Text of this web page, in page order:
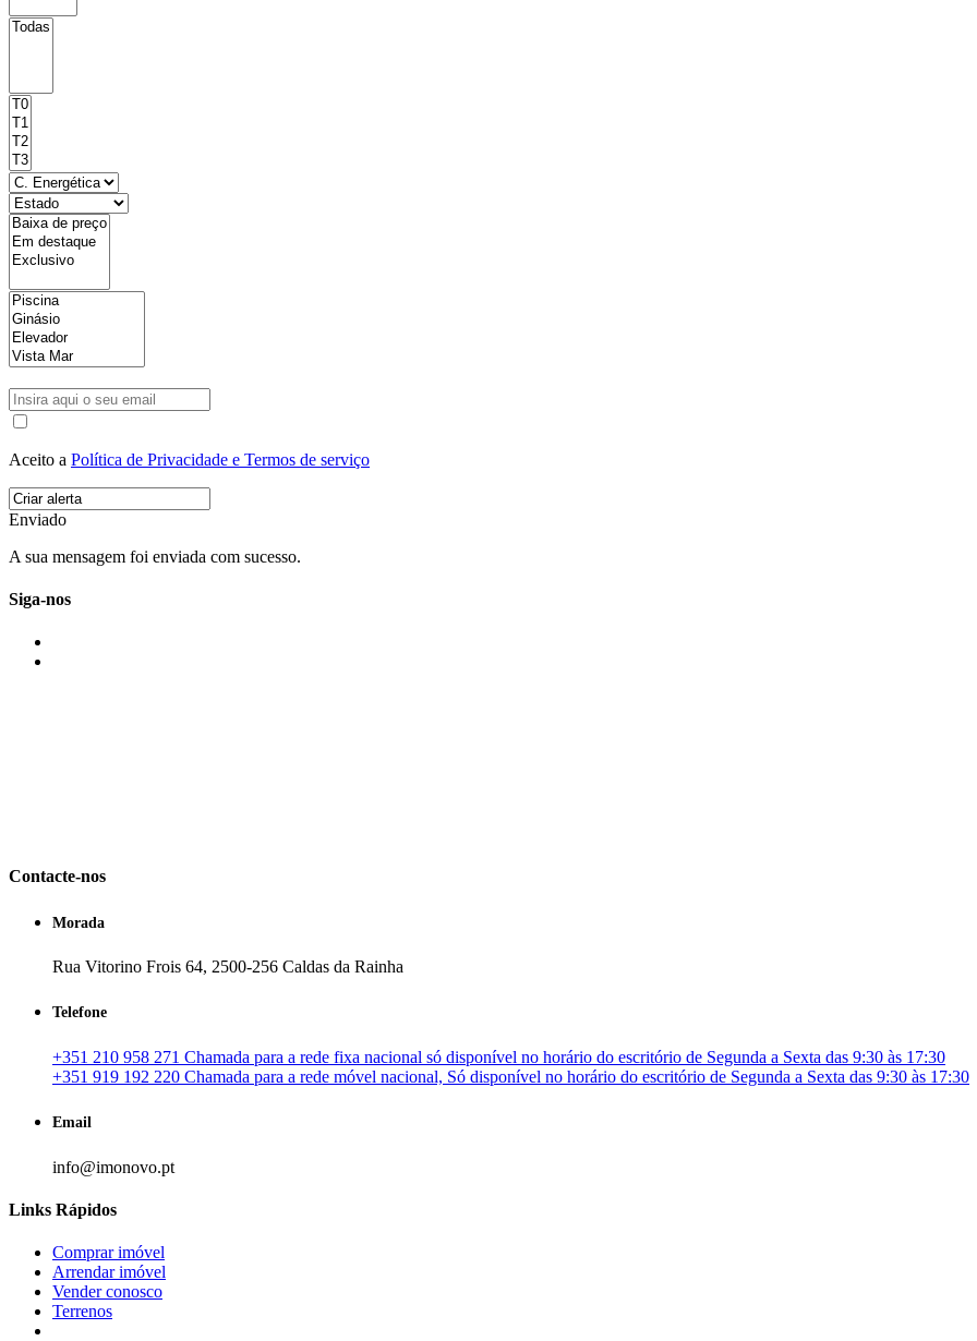
Aceito a Política de Privacidade e Termos de serviço
Enviado
A sua mensagem foi enviada com sucesso.
Siga-nos
Contacte-nos
Morada
Rua Vitorino Frois 64, 2500-256 Caldas da Rainha
Telefone
+351 210 958 271 Chamada para a rede fixa nacional só disponível no horário do escritório de Segunda a Sexta das 9:30 às 17:30
+351 919 192 220 Chamada para a rede móvel nacional, Só disponível no horário do escritório de Segunda a Sexta das 9:30 às 17:30
Email
info@imonovo.pt
Links Rápidos
Comprar imóvel
Arrendar imóvel
Vender conosco
Terrenos